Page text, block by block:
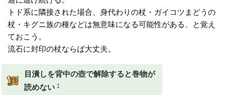
トド系に隣接された場合、身代わりの杖・ガイコツまどうの
杖・キグニ族の種などは無意味になる可能性がある、と覚え
ておこう。
流石に封印の杖ならば大丈夫。
目潰しを背中の壺で解除すると巻物が
読めない †